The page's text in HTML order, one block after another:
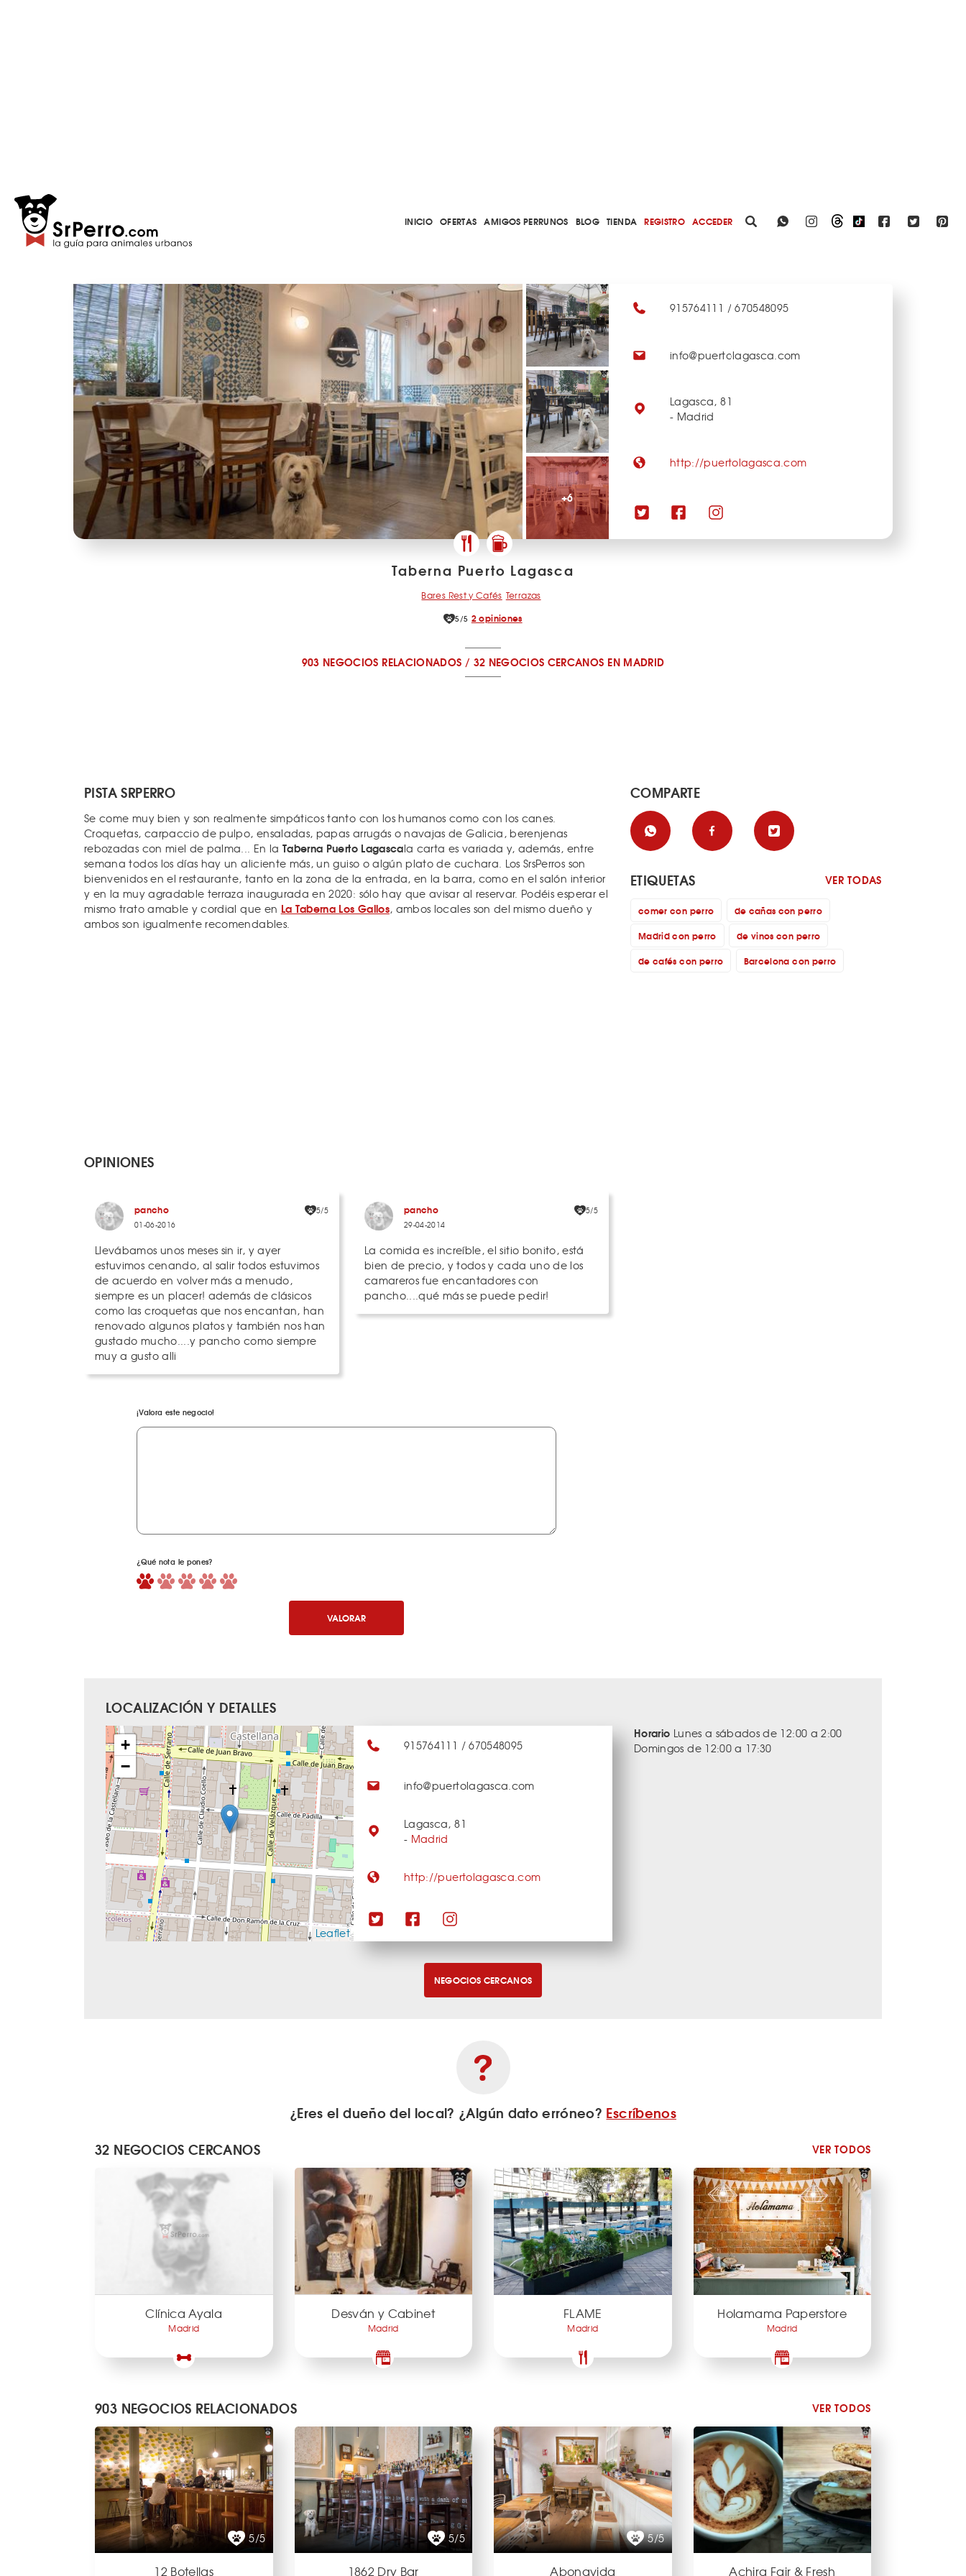
INICIO OFERTAS AMIGOS PERRUNOS BLOG TIENDA REGISTRO ACCEDER
+6
915764111 / 670548095
info@puertolagasca.com
Lagasca, 81
- Madrid
http://puertolagasca.com
Taberna Puerto Lagasca
Bares Rest y Cafés Terrazas
5/5 2 opiniones
903 NEGOCIOS RELACIONADOS / 32 NEGOCIOS CERCANOS EN MADRID
PISTA SRPERRO
Se come muy bien y son realmente simpáticos tanto con los humanos como con los canes.
Croquetas, carpaccio de pulpo, ensaladas, papas arrugás o navajas de Galicia, berenjenas
rebozadas con miel de palma... En la Taberna Puerto Lagascala carta es variada y, además, entre
semana todos los días hay un aliciente más, un guiso o algún plato de cuchara. Los SrsPerros son
bienvenidos en el restaurante, tanto en la zona de la entrada, en la barra, como en el salón interior
y en la muy agradable terraza inaugurada en 2020: sólo hay que avisar al reservar. Podéis esperar el
mismo trato amable y cordial que en La Taberna Los Gallos, ambos locales son del mismo dueño y
ambos son igualmente recomendables.
OPINIONES
5/5
pancho
01-06-2016
Llevábamos unos meses sin ir, y ayer
estuvimos cenando, al salir todos estuvimos
de acuerdo en volver más a menudo,
siempre es un placer! además de clásicos
como las croquetas que nos encantan, han
renovado algunos platos y también nos han
gustado mucho....y pancho como siempre
muy a gusto alli
5/5
pancho
29-04-2014
La comida es increíble, el sitio bonito, está
bien de precio, y todos y cada uno de los
camareros fue encantadores con
pancho....qué más se puede pedir!
¡Valora este negocio!
¿Qué nota le pones?
VALORAR
COMPARTE
ETIQUETAS VER TODAS
comer con perro
de cañas con perro
Madrid con perro
de vinos con perro
de cafés con perro
Barcelona con perro
LOCALIZACIÓN Y DETALLES
+
−
Leaflet
915764111 / 670548095
info@puertolagasca.com
Lagasca, 81
- Madrid
http://puertolagasca.com
Horario Lunes a sábados de 12:00 a 2:00
Domingos de 12:00 a 17:30
NEGOCIOS CERCANOS
¿Eres el dueño del local? ¿Algún dato erróneo? Escríbenos
32 NEGOCIOS CERCANOS
VER TODOS
Clínica Ayala
Madrid
Desván y Cabinet
Madrid
FLAME
Madrid
Holamama Paperstore
Madrid
903 NEGOCIOS RELACIONADOS VER TODOS
5/5
12 Botellas
5/5
1862 Dry Bar
5/5
Abonavida Achira Fair & Fresh